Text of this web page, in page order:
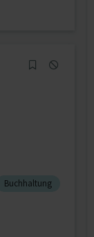
Buchhaltung